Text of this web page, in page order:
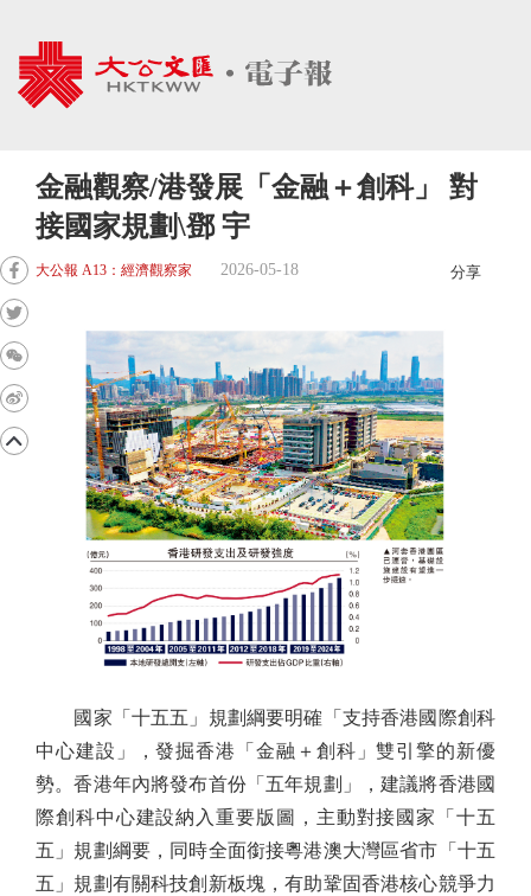
金融觀察/港發展「金融＋創科」 對
接國家規劃\鄧 宇
大公報 A13：經濟觀察家 2026-05-18 分享
國家「十五五」規劃綱要明確「支持香港國際創科
中心建設」，發掘香港「金融＋創科」雙引擎的新優
勢。香港年內將發布首份「五年規劃」，建議將香港國
際創科中心建設納入重要版圖，主動對接國家「十五
五」規劃綱要，同時全面銜接粵港澳大灣區省市「十五
五」規劃有關科技創新板塊，有助鞏固香港核心競爭力